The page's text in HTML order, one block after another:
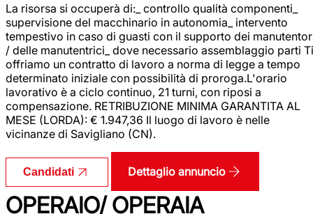
La risorsa si occuperà di:_ controllo qualità componenti_
supervisione del macchinario in autonomia_ intervento
tempestivo in caso di guasti con il supporto dei
/ delle manutentrici_ dove necessario assemblaggio parti Ti
offriamo un contratto di lavoro a norma di legge a tempo
determinato iniziale con possibilità di proroga.L'orario
lavorativo è a ciclo continuo, 21 turni, con riposi a
compensazione. RETRIBUZIONE MINIMA GARANTITA AL
MESE (LORDA): € 1.947,36 Il luogo di lavoro è nelle
vicinanze di Savigliano (CN).
Candidati Dettaglio annuncio
OPERAIO/ OPERAIA